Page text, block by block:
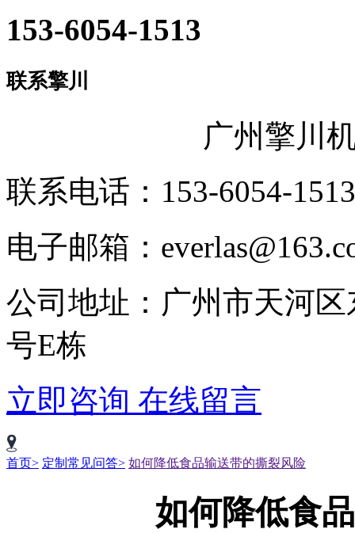
153-6054-1513
联系擎川
广州擎川
联系电话：153-6054-1513
电子邮箱：
公司地址：广州市天河
号E栋
立即咨询 在线留言
首页> 定制常见问答> 如何降低食品输送带的撕裂风险
如何降低食